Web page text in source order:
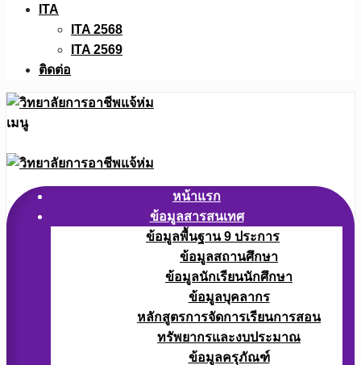
ITA
ITA 2568
ITA 2569
ติดต่อ
เมนู
หน้าแรก
ข้อมูลสารสนเทศ
ข้อมูลพื้นฐาน 9 ประการ
ข้อมูลสถานศึกษา
ข้อมูลนักเรียนนักศึกษา
ข้อมูลบุคลากร
หลักสูตรการจัดการเรียนการสอน
ทรัพยากรและงบประมาณ
ข้อมูลครุภัณฑ์